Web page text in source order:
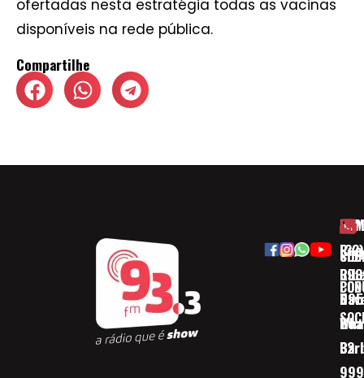
ofertadas nesta estratégia todas as vacinas
disponíveis na rede pública.
Compartilhe
(32)
32